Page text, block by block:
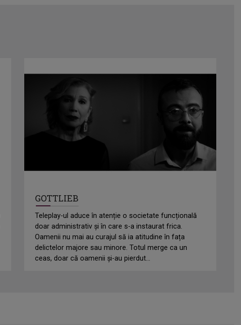
GOTTLIEB
Teleplay-ul aduce în atenție o societate funcțională
doar administrativ și în care s-a instaurat frica.
Oamenii nu mai au curajul să ia atitudine în fața
delictelor majore sau minore. Totul merge ca un
ceas, doar că oamenii și-au pierdut...